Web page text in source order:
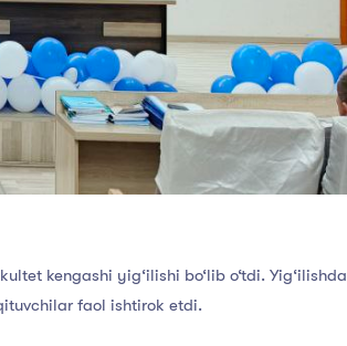
kengashi yig‘ilishi bo‘lib o‘tdi. Yig‘ilishda
faol ishtirok etdi.